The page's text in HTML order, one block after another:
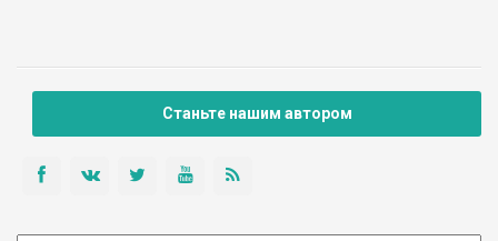
Станьте нашим автором